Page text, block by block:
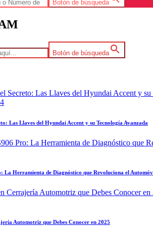
Botón de búsqueda
Botón de búsqueda
Las Llaves del Hyundai Accent y su Tecnología Avanzada
La Herramienta de Diagnóstico que Revoluciona el
Automotriz que Debes Conocer en 2025